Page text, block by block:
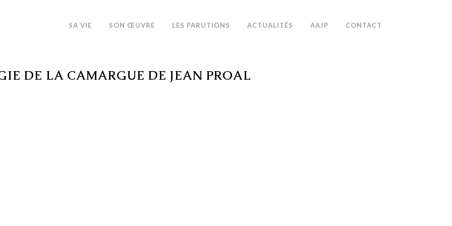
SA VIE SON ŒUVRE LES PARUTIONS ACTUALITÉS AAJP CONTACT
DE LA CAMARGUE DE JEAN PROAL